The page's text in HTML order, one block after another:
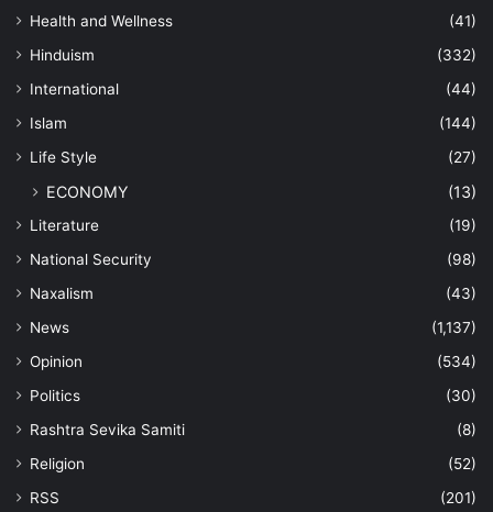
Health and Wellness
(41)
Hinduism
(332)
International
(44)
Islam
(144)
Life Style
(27)
ECONOMY (13)
Literature
(19)
National Security
(98)
Naxalism
(43)
News
(1,137)
Opinion
(534)
Politics
(30)
Rashtra Sevika Samiti
(8)
Religion
(52)
RSS
(201)